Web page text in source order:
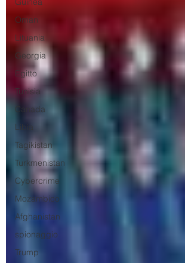
Oman
Lituania
Georgia
Egitto
Tunisia
Canada
Libia
Tagikistan
Turkmenistan
Cybercrime
Mozambico
Afghanistan
spionaggio
Trump